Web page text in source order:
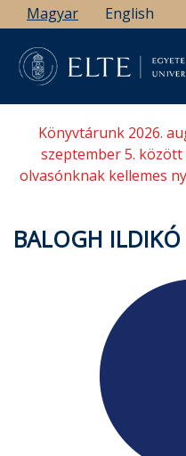
Ugrás
a
tartalomra
Magyar English
Könyvtárunk 2026.
szeptember 5.
olvasónknak kellemes
BALOGH ILDIKÓ